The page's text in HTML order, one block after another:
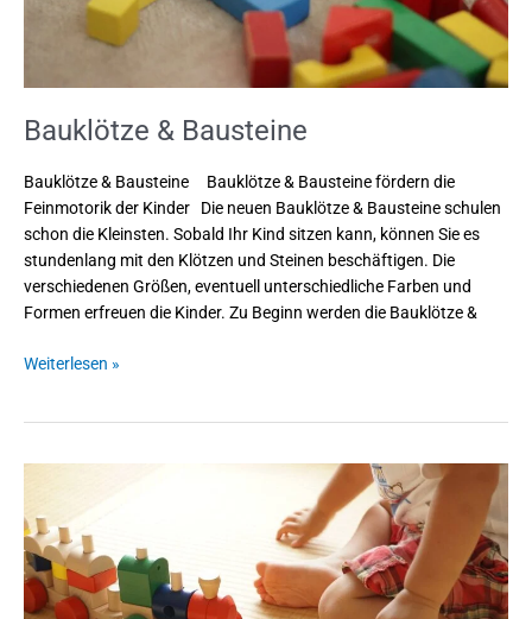
Bauklötze & Bausteine
Bauklötze & Bausteine Bauklötze & Bausteine fördern die
Feinmotorik der Kinder Die neuen Bauklötze & Bausteine schulen
schon die Kleinsten. Sobald Ihr Kind sitzen kann, können Sie es
stundenlang mit den Klötzen und Steinen beschäftigen. Die
verschiedenen Größen, eventuell unterschiedliche Farben und
Formen erfreuen die Kinder. Zu Beginn werden die Bauklötze &
Weiterlesen »
Kinder
sich
drinnen
und